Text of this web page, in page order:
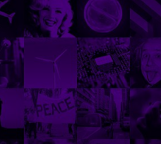
badnie odbiorców i